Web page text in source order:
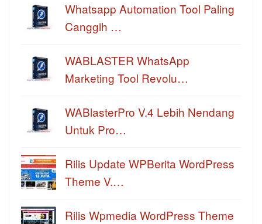
Whatsapp Automation Tool Paling
Canggih …
WABLASTER WhatsApp
Marketing Tool Revolu…
WABlasterPro V.4 Lebih Nendang
Untuk Pro…
Rilis Update WPBerita WordPress
Theme V.…
Rilis Wpmedia WordPress Theme